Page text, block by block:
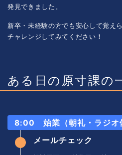
発見できました。
新卒・未経験の方でも安心して覚え
チャレンジしてみてください！
ある日の原寸課の
8:00 始業（朝礼・ラジオ
メールチェック